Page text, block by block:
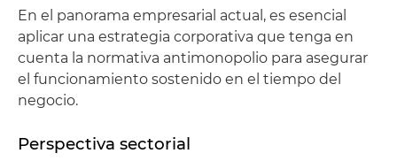
En el panorama empresarial actual, es esencial
aplicar una estrategia corporativa que tenga en
cuenta la normativa antimonopolio para asegurar
el funcionamiento sostenido en el tiempo del
negocio.
Perspectiva sectorial